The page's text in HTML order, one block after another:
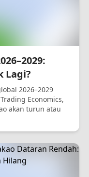
Lagi?
2026–2029
Economics,
akan turun atau